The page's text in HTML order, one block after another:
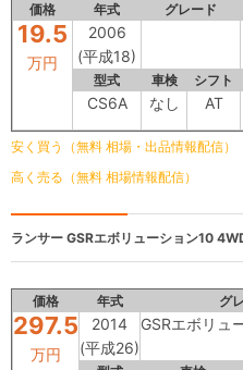
価格 年式 グレード
19.5
万円
2006
(平成18)
型式 車検 シフト
CS6A なし AT
安く買う（無料 相場・出品情報配信）
高く売る（無料 相場情報配信）
ランサー GSRエボリューション10
価格 年式 グ
297.5
万円
2014
(平成26)
GSRエボリュ